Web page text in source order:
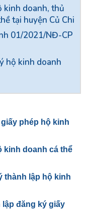
kinh doanh, thủ
tại huyện Củ Chi
01/2021/NĐ-CP
hộ kinh doanh
phép hộ kinh
kinh doanh cá thể
thành lập hộ kinh
đăng ký giấy